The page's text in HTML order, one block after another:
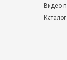
Видео